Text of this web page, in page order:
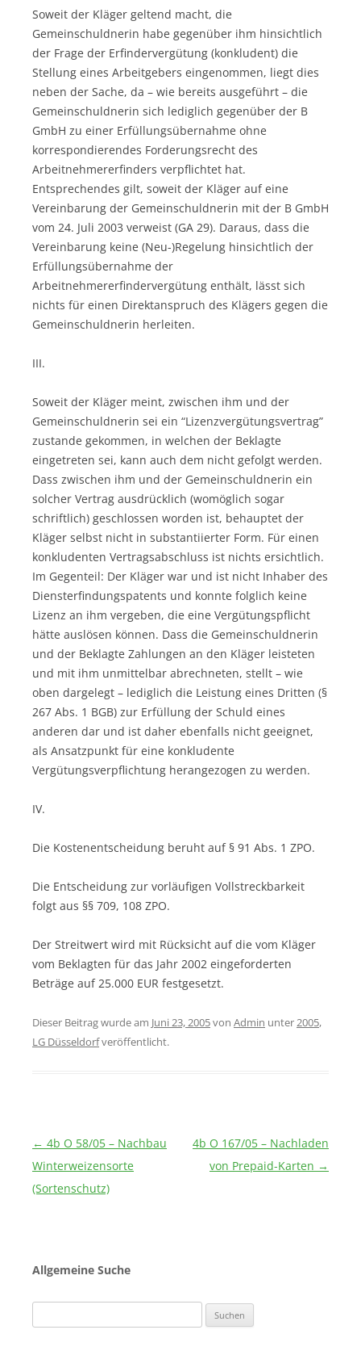
Soweit der Kläger geltend macht, die
Gemeinschuldnerin habe gegenüber ihm hinsichtlich
der Frage der Erfindervergütung (konkludent) die
Stellung eines Arbeitgebers eingenommen, liegt dies
neben der Sache, da – wie bereits ausgeführt – die
Gemeinschuldnerin sich lediglich gegenüber der B
GmbH zu einer Erfüllungsübernahme ohne
korrespondierendes Forderungsrecht des
Arbeitnehmererfinders verpflichtet hat.
Entsprechendes gilt, soweit der Kläger auf eine
Vereinbarung der Gemeinschuldnerin mit der B GmbH
vom 24. Juli 2003 verweist (GA 29). Daraus, dass die
Vereinbarung keine (Neu-)Regelung hinsichtlich der
Erfüllungsübernahme der
Arbeitnehmererfindervergütung enthält, lässt sich
nichts für einen Direktanspruch des Klägers gegen die
Gemeinschuldnerin herleiten.
III.
Soweit der Kläger meint, zwischen ihm und der
Gemeinschuldnerin sei ein “Lizenzvergütungsvertrag”
zustande gekommen, in welchen der Beklagte
eingetreten sei, kann auch dem nicht gefolgt werden.
Dass zwischen ihm und der Gemeinschuldnerin ein
solcher Vertrag ausdrücklich (womöglich sogar
schriftlich) geschlossen worden ist, behauptet der
Kläger selbst nicht in substantiierter Form. Für einen
konkludenten Vertragsabschluss ist nichts ersichtlich.
Im Gegenteil: Der Kläger war und ist nicht Inhaber des
Diensterfindungspatents und konnte folglich keine
Lizenz an ihm vergeben, die eine Vergütungspflicht
hätte auslösen können. Dass die Gemeinschuldnerin
und der Beklagte Zahlungen an den Kläger leisteten
und mit ihm unmittelbar abrechneten, stellt – wie
oben dargelegt – lediglich die Leistung eines Dritten (§
267 Abs. 1 BGB) zur Erfüllung der Schuld eines
anderen dar und ist daher ebenfalls nicht geeignet,
als Ansatzpunkt für eine konkludente
Vergütungsverpflichtung herangezogen zu werden.
IV.
Die Kostenentscheidung beruht auf § 91 Abs. 1 ZPO.
Die Entscheidung zur vorläufigen Vollstreckbarkeit
folgt aus §§ 709, 108 ZPO.
Der Streitwert wird mit Rücksicht auf die vom Kläger
vom Beklagten für das Jahr 2002 eingeforderten
Beträge auf 25.000 EUR festgesetzt.
Dieser Beitrag wurde am Juni 23, 2005von Admin unter 2005,
LG Düsseldorfveröffentlicht.
Beitragsnavigation
← 4b O 58/05 – Nachbau
Winterweizensorte
(Sortenschutz)
4b O 167/05 – Nachladen
von Prepaid-Karten →
Allgemeine Suche
nach: